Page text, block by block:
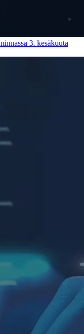
3. kesäkuuta